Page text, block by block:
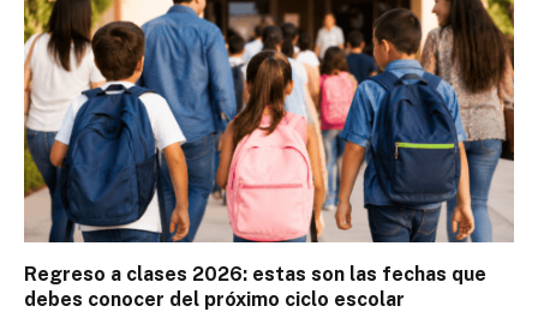
Regreso a clases 2026: estas son las fechas que
debes conocer del próximo ciclo escolar